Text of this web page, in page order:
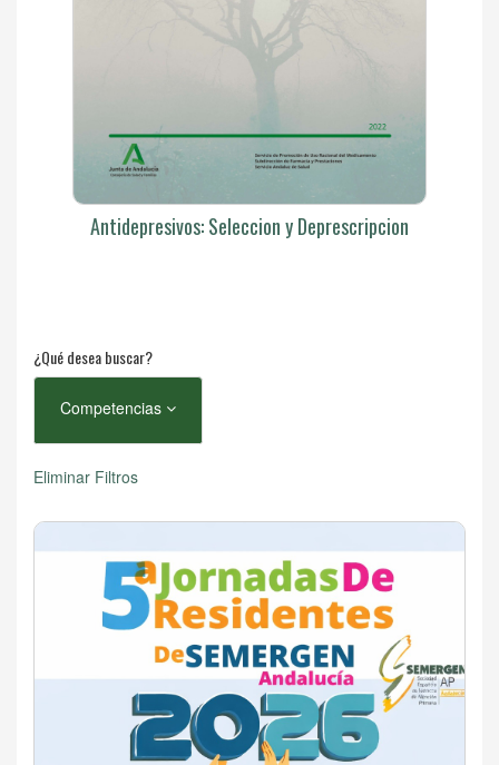
Antidepresivos: Seleccion y Deprescripcion
¿Qué desea buscar?
Competencias
Eliminar Filtros